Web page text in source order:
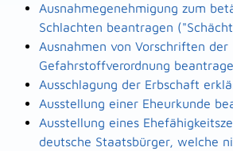
Ausnahmegenehmigung zum
Schlachten beantragen
Ausnahmen von Vorschriften der
Gefahrstoffverordnung
Ausschlagung der Erbschaft
Ausstellung einer Eheurkunde
Ausstellung eines
deutsche Staatsbürger, welche